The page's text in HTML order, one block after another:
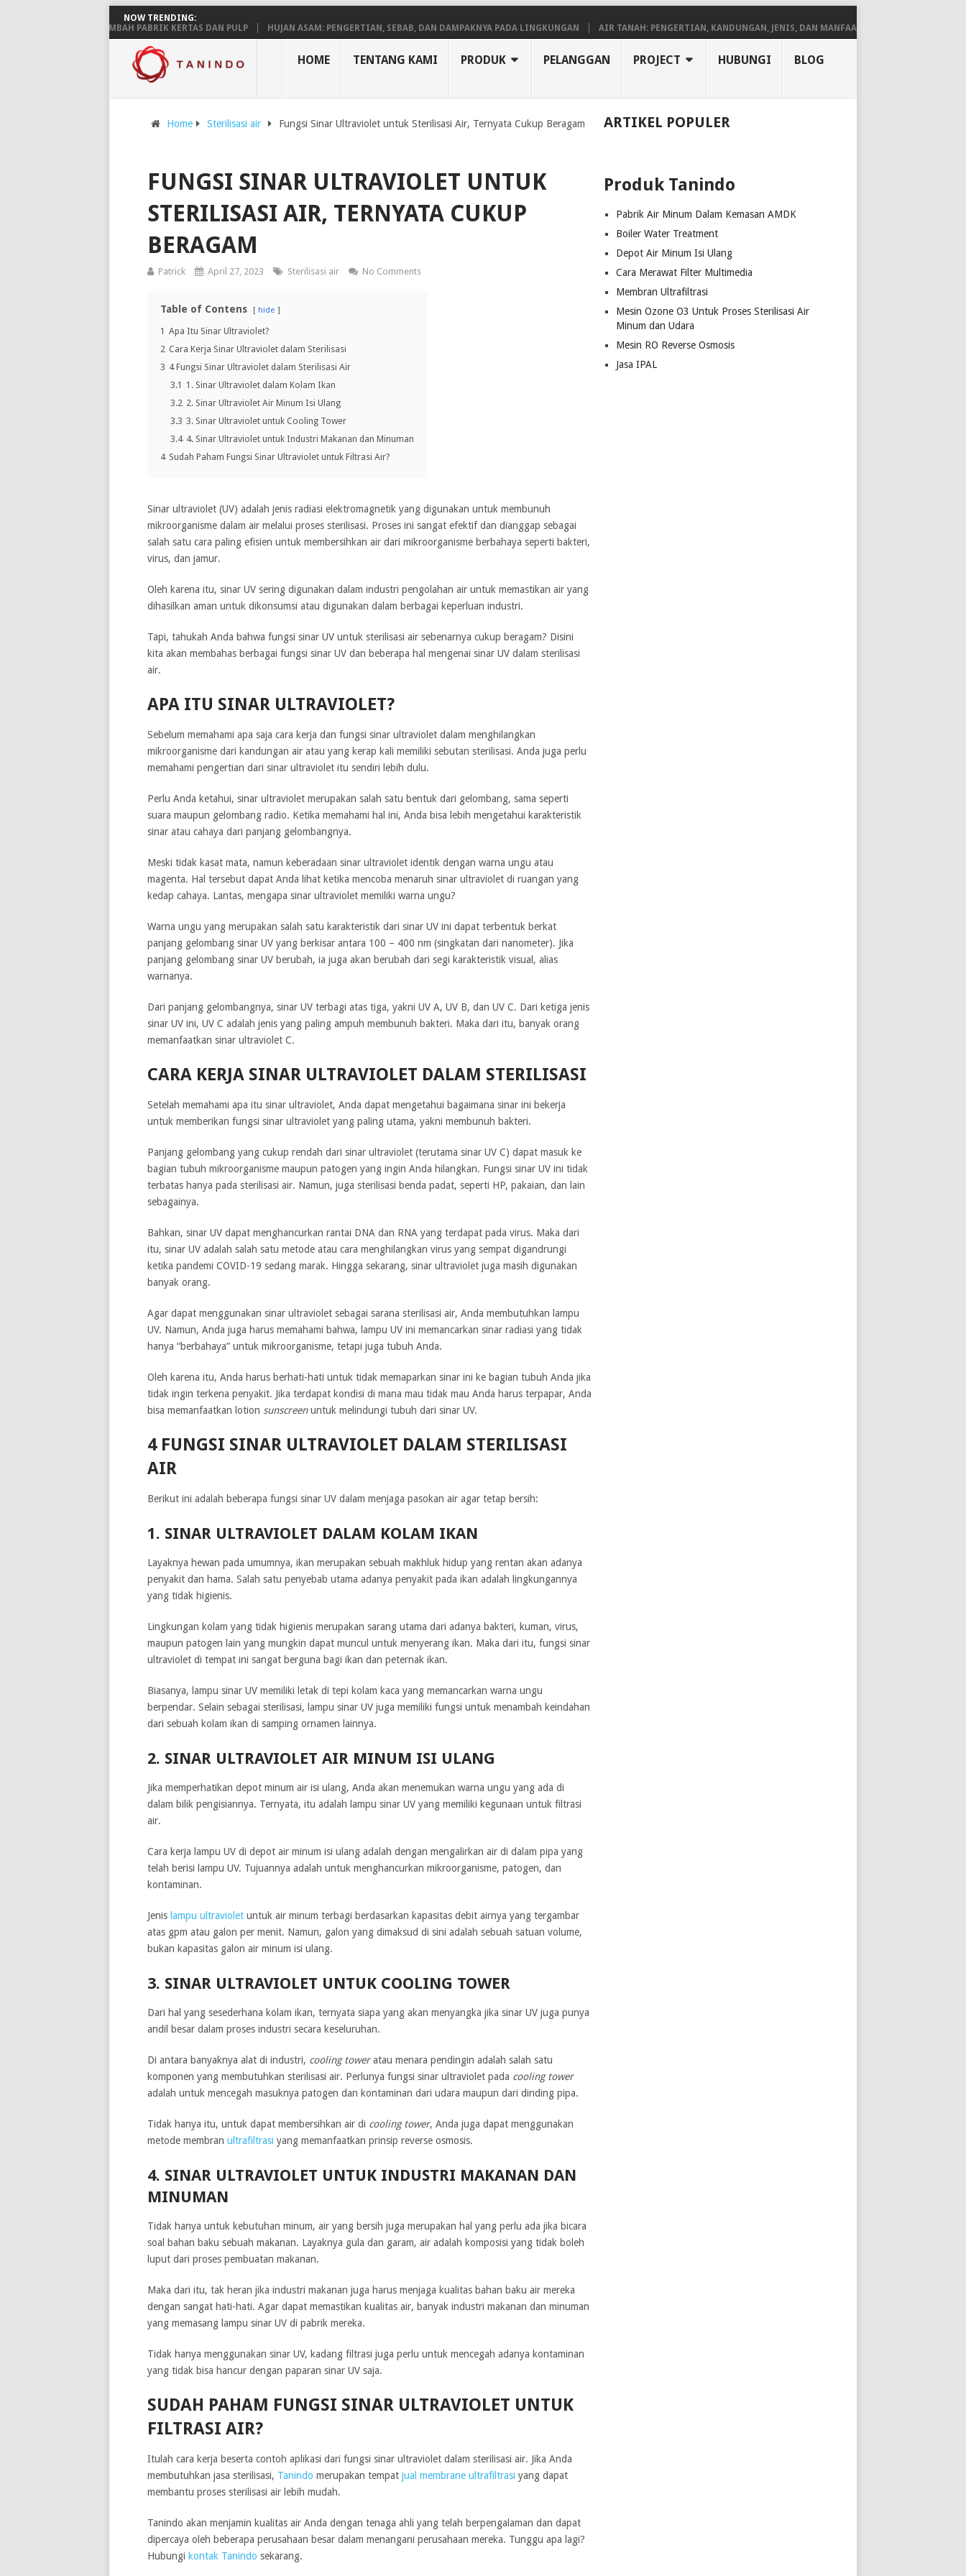
NOW TRENDING:
LIMBAH PABRIK KERTAS DAN PULP
HUJAN ASAM: PENGERTIAN, SEBAB, DAN DAMPAKNYA PADA LINGKUNGAN AIR TANAH: PENGERTIAN, KANDUNGAN, JENIS, DAN MANFAATNYA
HOME TENTANG KAMI PRODUK PELANGGAN PROJECT HUBUNGI BLOG
Home Sterilisasi air Fungsi Sinar Ultraviolet untuk Sterilisasi Air, Ternyata Cukup Beragam
FUNGSI SINAR ULTRAVIOLET UNTUK
STERILISASI AIR, TERNYATA CUKUP
BERAGAM
Patrick April 27, 2023 Sterilisasi air No Comments
Table of Contens hide
1 Apa Itu Sinar Ultraviolet?
2 Cara Kerja Sinar Ultraviolet dalam Sterilisasi
3 4 Fungsi Sinar Ultraviolet dalam Sterilisasi Air
3.1 1. Sinar Ultraviolet dalam Kolam Ikan
3.2 2. Sinar Ultraviolet Air Minum Isi Ulang
3.3 3. Sinar Ultraviolet untuk Cooling Tower
3.4 4. Sinar Ultraviolet untuk Industri Makanan dan Minuman
4 Sudah Paham Fungsi Sinar Ultraviolet untuk Filtrasi Air?
Sinar ultraviolet (UV) adalah jenis radiasi elektromagnetik yang digunakan untuk membunuh
mikroorganisme dalam air melalui proses sterilisasi. Proses ini sangat efektif dan dianggap sebagai
salah satu cara paling efisien untuk membersihkan air dari mikroorganisme berbahaya seperti bakteri,
virus, dan jamur.
Oleh karena itu, sinar UV sering digunakan dalam industri pengolahan air untuk memastikan air yang
dihasilkan aman untuk dikonsumsi atau digunakan dalam berbagai keperluan industri.
Tapi, tahukah Anda bahwa fungsi sinar UV untuk sterilisasi air sebenarnya cukup beragam? Disini
kita akan membahas berbagai fungsi sinar UV dan beberapa hal mengenai sinar UV dalam sterilisasi
air.
APA ITU SINAR ULTRAVIOLET?
Sebelum memahami apa saja cara kerja dan fungsi sinar ultraviolet dalam menghilangkan
mikroorganisme dari kandungan air atau yang kerap kali memiliki sebutan sterilisasi. Anda juga perlu
memahami pengertian dari sinar ultraviolet itu sendiri lebih dulu.
Perlu Anda ketahui, sinar ultraviolet merupakan salah satu bentuk dari gelombang, sama seperti
suara maupun gelombang radio. Ketika memahami hal ini, Anda bisa lebih mengetahui karakteristik
sinar atau cahaya dari panjang gelombangnya.
Meski tidak kasat mata, namun keberadaan sinar ultraviolet identik dengan warna ungu atau
magenta. Hal tersebut dapat Anda lihat ketika mencoba menaruh sinar ultraviolet di ruangan yang
kedap cahaya. Lantas, mengapa sinar ultraviolet memiliki warna ungu?
Warna ungu yang merupakan salah satu karakteristik dari sinar UV ini dapat terbentuk berkat
panjang gelombang sinar UV yang berkisar antara 100 – 400 nm (singkatan dari nanometer). Jika
panjang gelombang sinar UV berubah, ia juga akan berubah dari segi karakteristik visual, alias
warnanya.
Dari panjang gelombangnya, sinar UV terbagi atas tiga, yakni UV A, UV B, dan UV C. Dari ketiga jenis
sinar UV ini, UV C adalah jenis yang paling ampuh membunuh bakteri. Maka dari itu, banyak orang
memanfaatkan sinar ultraviolet C.
CARA KERJA SINAR ULTRAVIOLET DALAM STERILISASI
Setelah memahami apa itu sinar ultraviolet, Anda dapat mengetahui bagaimana sinar ini bekerja
untuk memberikan fungsi sinar ultraviolet yang paling utama, yakni membunuh bakteri.
Panjang gelombang yang cukup rendah dari sinar ultraviolet (terutama sinar UV C) dapat masuk ke
bagian tubuh mikroorganisme maupun patogen yang ingin Anda hilangkan. Fungsi sinar UV ini tidak
terbatas hanya pada sterilisasi air. Namun, juga sterilisasi benda padat, seperti HP, pakaian, dan lain
sebagainya.
Bahkan, sinar UV dapat menghancurkan rantai DNA dan RNA yang terdapat pada virus. Maka dari
itu, sinar UV adalah salah satu metode atau cara menghilangkan virus yang sempat digandrungi
ketika pandemi COVID-19 sedang marak. Hingga sekarang, sinar ultraviolet juga masih digunakan
banyak orang.
Agar dapat menggunakan sinar ultraviolet sebagai sarana sterilisasi air, Anda membutuhkan lampu
UV. Namun, Anda juga harus memahami bahwa, lampu UV ini memancarkan sinar radiasi yang tidak
hanya “berbahaya” untuk mikroorganisme, tetapi juga tubuh Anda.
Oleh karena itu, Anda harus berhati-hati untuk tidak memaparkan sinar ini ke bagian tubuh Anda jika
tidak ingin terkena penyakit. Jika terdapat kondisi di mana mau tidak mau Anda harus terpapar, Anda
bisa memanfaatkan lotion sunscreenuntuk melindungi tubuh dari sinar UV.
4 FUNGSI SINAR ULTRAVIOLET DALAM STERILISASI
AIR
Berikut ini adalah beberapa fungsi sinar UV dalam menjaga pasokan air agar tetap bersih:
1. SINAR ULTRAVIOLET DALAM KOLAM IKAN
Layaknya hewan pada umumnya, ikan merupakan sebuah makhluk hidup yang rentan akan adanya
penyakit dan hama. Salah satu penyebab utama adanya penyakit pada ikan adalah lingkungannya
yang tidak higienis.
Lingkungan kolam yang tidak higienis merupakan sarang utama dari adanya bakteri, kuman, virus,
maupun patogen lain yang mungkin dapat muncul untuk menyerang ikan. Maka dari itu, fungsi sinar
ultraviolet di tempat ini sangat berguna bagi ikan dan peternak ikan.
Biasanya, lampu sinar UV memiliki letak di tepi kolam kaca yang memancarkan warna ungu
berpendar. Selain sebagai sterilisasi, lampu sinar UV juga memiliki fungsi untuk menambah keindahan
dari sebuah kolam ikan di samping ornamen lainnya.
2. SINAR ULTRAVIOLET AIR MINUM ISI ULANG
Jika memperhatikan depot minum air isi ulang, Anda akan menemukan warna ungu yang ada di
dalam bilik pengisiannya. Ternyata, itu adalah lampu sinar UV yang memiliki kegunaan untuk filtrasi
air.
Cara kerja lampu UV di depot air minum isi ulang adalah dengan mengalirkan air di dalam pipa yang
telah berisi lampu UV. Tujuannya adalah untuk menghancurkan mikroorganisme, patogen, dan
kontaminan.
Jenis lampu ultravioletuntuk air minum terbagi berdasarkan kapasitas debit airnya yang tergambar
atas gpm atau galon per menit. Namun, galon yang dimaksud di sini adalah sebuah satuan volume,
bukan kapasitas galon air minum isi ulang.
3. SINAR ULTRAVIOLET UNTUK COOLING TOWER
Dari hal yang sesederhana kolam ikan, ternyata siapa yang akan menyangka jika sinar UV juga punya
andil besar dalam proses industri secara keseluruhan.
Di antara banyaknya alat di industri, cooling toweratau menara pendingin adalah salah satu
komponen yang membutuhkan sterilisasi air. Perlunya fungsi sinar ultraviolet pada cooling tower
adalah untuk mencegah masuknya patogen dan kontaminan dari udara maupun dari dinding pipa.
Tidak hanya itu, untuk dapat membersihkan air di cooling tower, Anda juga dapat menggunakan
metode membran ultrafiltrasi yang memanfaatkan prinsip reverse osmosis.
4. SINAR ULTRAVIOLET UNTUK INDUSTRI MAKANAN DAN
MINUMAN
Tidak hanya untuk kebutuhan minum, air yang bersih juga merupakan hal yang perlu ada jika bicara
soal bahan baku sebuah makanan. Layaknya gula dan garam, air adalah komposisi yang tidak boleh
luput dari proses pembuatan makanan.
Maka dari itu, tak heran jika industri makanan juga harus menjaga kualitas bahan baku air mereka
dengan sangat hati-hati. Agar dapat memastikan kualitas air, banyak industri makanan dan minuman
yang memasang lampu sinar UV di pabrik mereka.
Tidak hanya menggunakan sinar UV, kadang filtrasi juga perlu untuk mencegah adanya kontaminan
yang tidak bisa hancur dengan paparan sinar UV saja.
SUDAH PAHAM FUNGSI SINAR ULTRAVIOLET UNTUK
FILTRASI AIR?
Itulah cara kerja beserta contoh aplikasi dari fungsi sinar ultraviolet dalam sterilisasi air. Jika Anda
membutuhkan jasa sterilisasi, Tanindo merupakan tempat jual membrane ultrafiltrasi yang dapat
membantu proses sterilisasi air lebih mudah.
Tanindo akan menjamin kualitas air Anda dengan tenaga ahli yang telah berpengalaman dan dapat
dipercaya oleh beberapa perusahaan besar dalam menangani perusahaan mereka. Tunggu apa lagi?
Hubungi kontak Tanindo sekarang.
ARTIKEL POPULER
Produk Tanindo
Pabrik Air Minum Dalam Kemasan AMDK
Boiler Water Treatment
Depot Air Minum Isi Ulang
Cara Merawat Filter Multimedia
Membran Ultrafiltrasi
Mesin Ozone O3 Untuk Proses Sterilisasi Air
Minum dan Udara
Mesin RO Reverse Osmosis
Jasa IPAL